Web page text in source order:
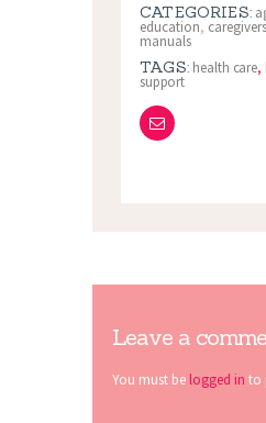
CATEGORIES:
education, caregivers
manuals
TAGS: health care,
support
Leave a
You must be logged in to